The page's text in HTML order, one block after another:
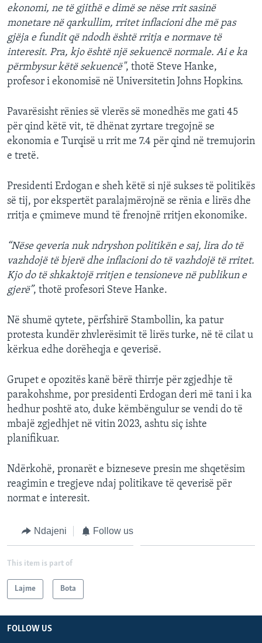
ekonomi, ne të gjithë e dimë se nëse rrit sasinë
monetare në qarkullim, rritet inflacioni dhe më pas
gjëja e fundit që ndodh është rritja e normave të
interesit. Pra, kjo është një sekuencë normale. Ai e ka
përmbysur këtë sekuencë", thotë Steve Hanke,
profesor i ekonomisë në Universitetin Johns Hopkins.
Pavarësisht rënies së vlerës së monedhës me gati 45
për qind këtë vit, të dhënat zyrtare tregojnë se
ekonomia e Turqisë u rrit me 7.4 për qind në tremujorin
e tretë.
Presidenti Erdogan e sheh këtë si një sukses të politikës
së tij, por ekspertët paralajmërojnë se rënia e lirës dhe
rritja e çmimeve mund të frenojnë rritjen ekonomike.
“Nëse qeveria nuk ndryshon politikën e saj, lira do të
vazhdojë të bjerë dhe inflacioni do të vazhdojë të rritet.
Kjo do të shkaktojë rritjen e tensioneve në publikun e
gjerë”, thotë profesori Steve Hanke.
Në shumë qytete, përfshirë Stambollin, ka patur
protesta kundër zhvlerësimit të lirës turke, në të cilat u
kërkua edhe dorëheqja e qeverisë.
Grupet e opozitës kanë bërë thirrje për zgjedhje të
parakohshme, por presidenti Erdogan deri më tani i ka
hedhur poshtë ato, duke këmbëngulur se vendi do të
mbajë zgjedhjet në vitin 2023, ashtu siç ishte
planifikuar.
Ndërkohë, pronarët e bizneseve presin me shqetësim
reagimin e tregjeve ndaj politikave të qeverisë për
normat e interesit.
Ndajeni Follow us
This item is part of
Lajme Bota
FOLLOW US